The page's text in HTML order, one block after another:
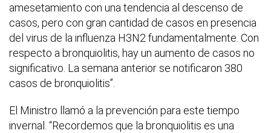
amesetamiento con una tendencia al descenso de
casos, pero con gran cantidad de casos en presencia
del virus de la influenza H3N2 fundamentalmente. Con
respecto a bronquiolitis, hay un aumento de casos no
significativo. La semana anterior se notificaron 380
casos de bronquiolitis”.
El Ministro llamó a la prevención para este tiempo
invernal. “Recordemos que la bronquiolitis es una